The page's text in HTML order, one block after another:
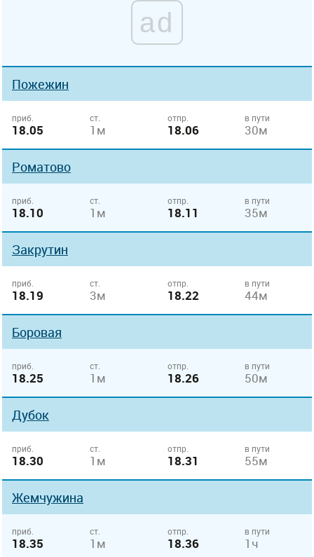
ad
Пожежин
приб.
18.05
ст.
1м
отпр.
18.06
в пути
30м
Роматово
приб.
18.10
ст.
1м
отпр.
18.11
в пути
35м
Закрутин
приб.
18.19
ст.
3м
отпр.
18.22
в пути
44м
Боровая
приб.
18.25
ст.
1м
отпр.
18.26
в пути
50м
Дубок
приб.
18.30
ст.
1м
отпр.
18.31
в пути
55м
Жемчужина
приб.
18.35
ст.
1м
отпр.
18.36
в пути
1ч